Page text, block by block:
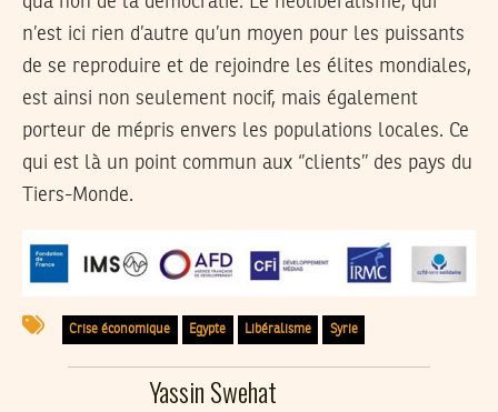
n’est ici rien d’autre qu’un moyen pour les puissants
de se reproduire et de rejoindre les élites mondiales,
est ainsi non seulement nocif, mais également
porteur de mépris envers les populations locales. Ce
qui est là un point commun aux ‘’clients’’ des pays du
Tiers-Monde.
Crise économique Egypte Libéralisme Syrie
Yassin Swehat